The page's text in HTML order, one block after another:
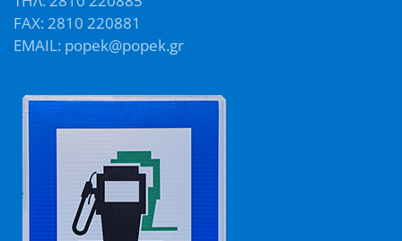
FAX: 2810 220881
EMAIL: popek@popek.gr